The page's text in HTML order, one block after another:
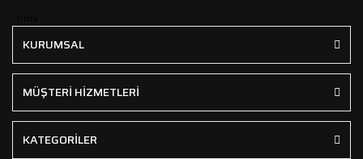
KURUMSAL
MÜŞTERİ HİZMETLERİ
KATEGORİLER